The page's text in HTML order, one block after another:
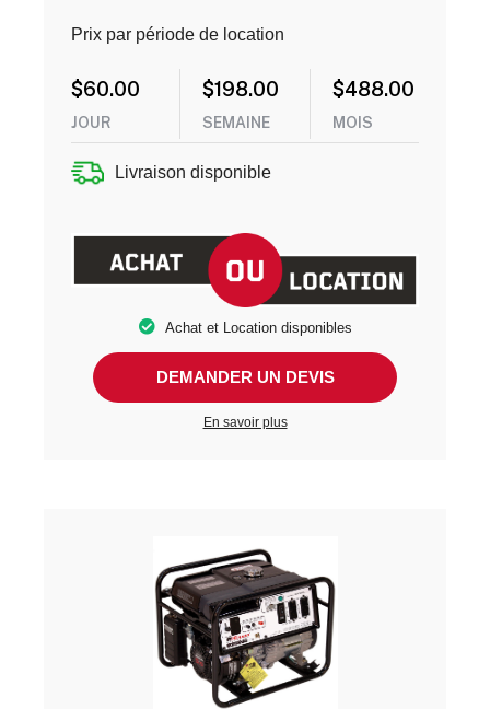
Prix par période de location
$60.00
JOUR
$198.00
SEMAINE
$488.00
MOIS
Livraison disponible
Achat et Location disponibles
DEMANDER UN DEVIS
En savoir plus